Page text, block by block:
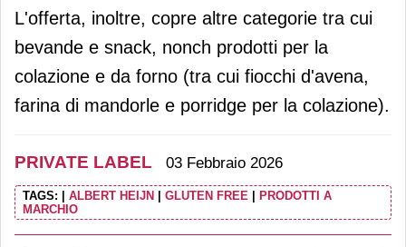
L'offerta, inoltre, copre altre categorie tra cui
bevande e snack, nonch prodotti per la
colazione e da forno (tra cui fiocchi d'avena,
farina di mandorle e porridge per la colazione).
PRIVATE LABEL 03 Febbraio 2026
TAGS: ALBERT HEIJN GLUTEN FREE
PRODOTTI A
MARCHIO